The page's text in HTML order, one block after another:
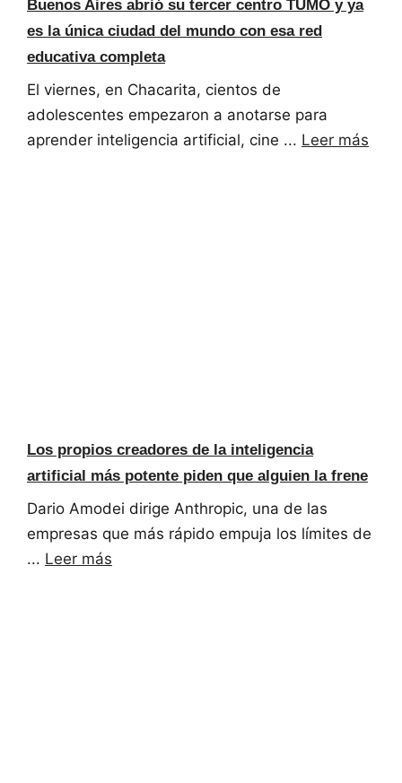
Buenos Aires abrió su tercer centro TUMO y ya
es la única ciudad del mundo con esa red
educativa completa
El viernes, en Chacarita, cientos de
adolescentes empezaron a anotarse para
aprender inteligencia artificial, cine ... Leer más
Los propios creadores de la inteligencia
artificial más potente piden que alguien la frene
Dario Amodei dirige Anthropic, una de las
empresas que más rápido empuja los límites de
... Leer más